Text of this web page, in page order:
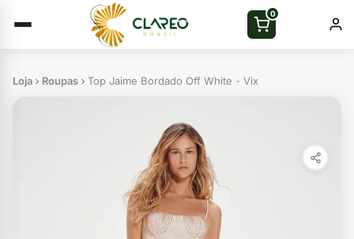
0
Loja Roupas Top Jaime Bordado Off White - Vix